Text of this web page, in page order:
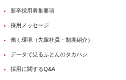
新卒採用募集要項
採用メッセージ
働く環境（先輩社員・制度紹介）
データで見るふとんのタカハシ
採用に関するQ&A